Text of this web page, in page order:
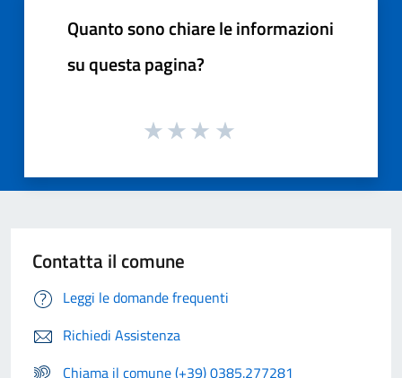
Quanto sono chiare le informazioni
su questa pagina?
Contatta il comune
Leggi le domande frequenti
Richiedi Assistenza
Chiama il comune (+39) 0385.277281